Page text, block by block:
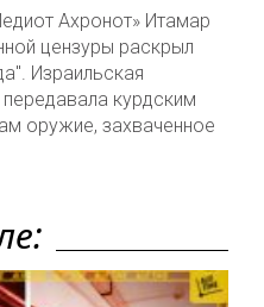
Ахронот» Итамар
цензуры раскрыл
Израильская
курдским
оружие, захваченное